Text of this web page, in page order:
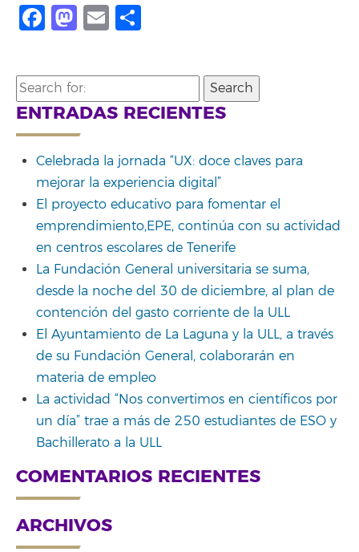
Facebook
Mastodon
Email
Search
for:
ENTRADAS RECIENTES
Celebrada la jornada “UX: doce claves para
mejorar la experiencia digital”
El proyecto educativo para fomentar el
emprendimiento,EPE, continúa con su actividad
en centros escolares de Tenerife
La Fundación General universitaria se suma,
desde la noche del 30 de diciembre, al plan de
contención del gasto corriente de la ULL
El Ayuntamiento de La Laguna y la ULL, a través
de su Fundación General, colaborarán en
materia de empleo
La actividad “Nos convertimos en científicos por
un día” trae a más de 250 estudiantes de ESO y
Bachillerato a la ULL
COMENTARIOS RECIENTES
ARCHIVOS